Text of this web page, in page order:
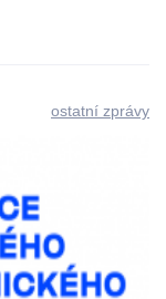
ostatní zprávy